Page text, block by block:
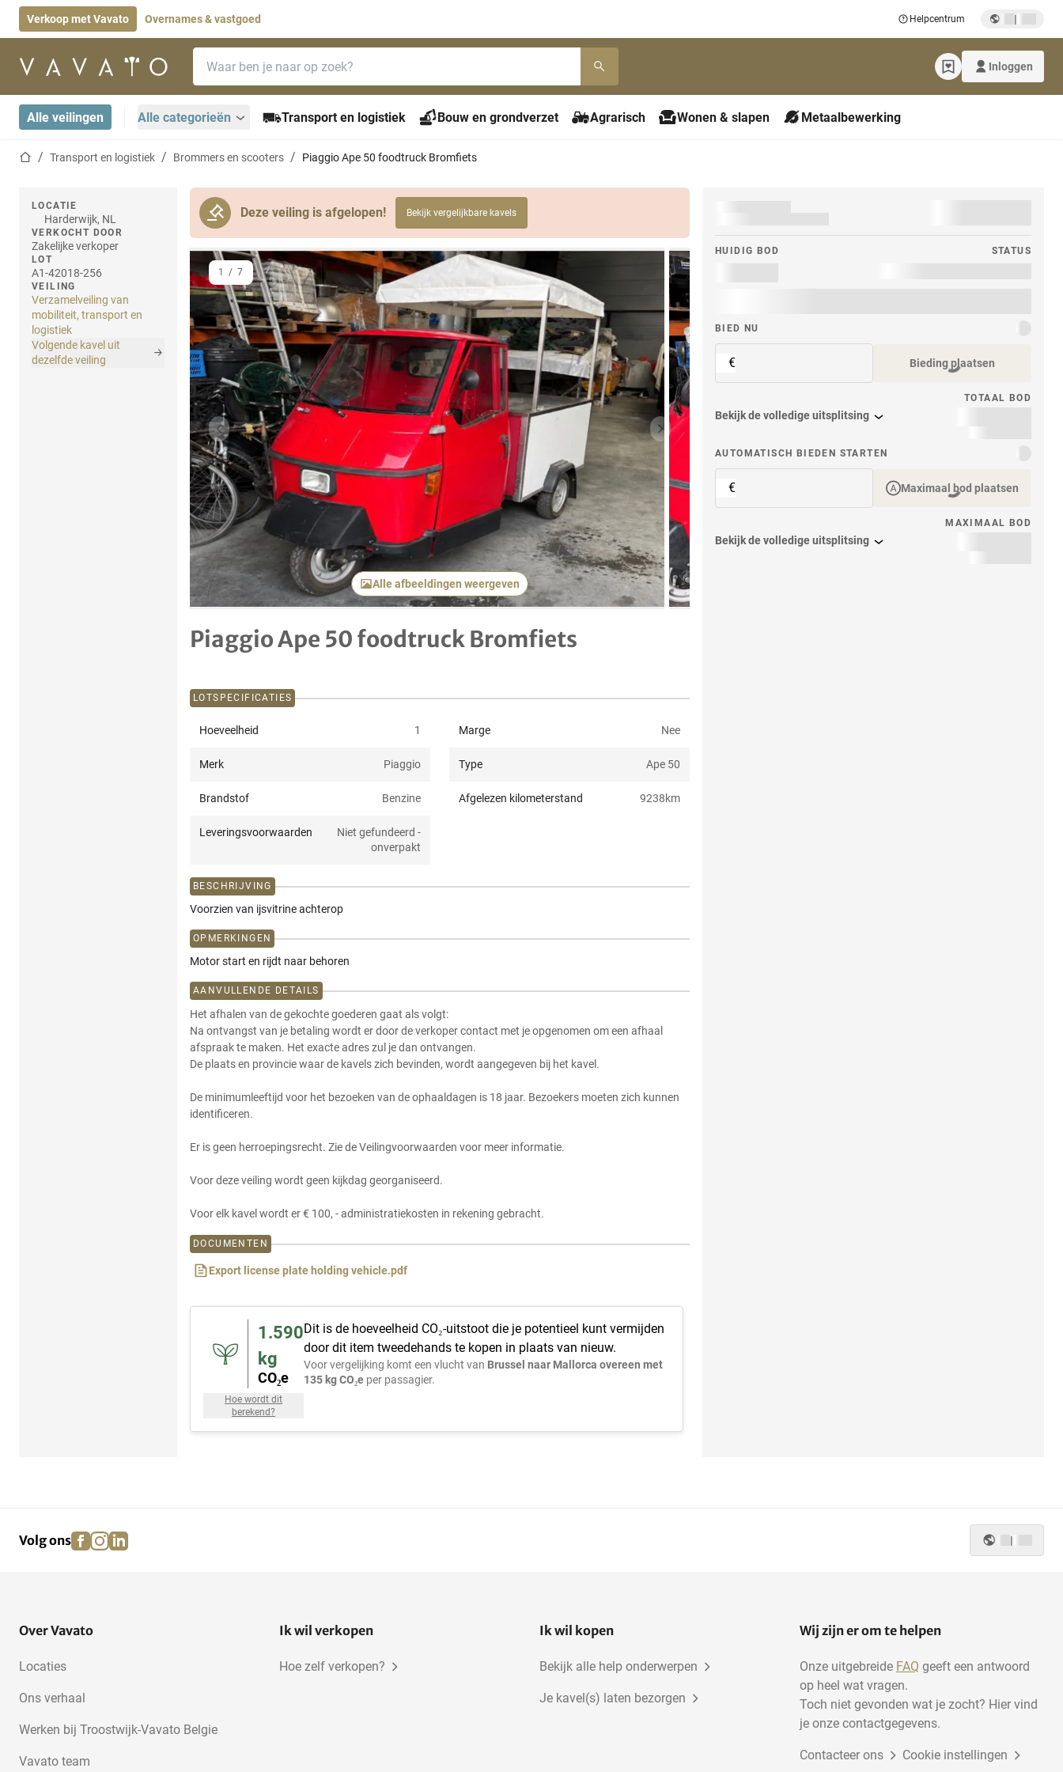
Verkoop met Vavato Overnames & vastgoed Helpcentrum |
Startpagina Inloggen
Alle veilingen Alle categorieën Transport en logistiek Bouw en grondverzet Agrarisch Wonen & slapen Metaalbewerking
StartpaginaTransport en logistiek Brommers en scooters Piaggio Ape 50 foodtruck Bromfiets
Deze veiling is afgelopen! Bekijk vergelijkbare kavels
LOCATIE
Harderwijk, NL
VERKOCHT DOOR
Zakelijke verkoper
LOT
A1-42018-256
VEILING
Verzamelveiling van
mobiliteit, transport en
logistiek
Volgende kavel uit
dezelfde veiling
Vorig item Volgend item
Alle afbeeldingen weergeven
1 / 7
Piaggio Ape 50 foodtruck Bromfiets
HUIDIG ​​BOD STATUS
BIED NU
€ Bieding plaatsen
TOTAAL BOD
Bekijk de volledige uitsplitsing
AUTOMATISCH BIEDEN STARTEN
€ Maximaal bod plaatsen
MAXIMAAL BOD
Bekijk de volledige uitsplitsing
LOTSPECIFICATIES
Hoeveelheid 1 Marge Nee
Merk Piaggio Type Ape 50
Brandstof Benzine Afgelezen kilometerstand 9238km
Leveringsvoorwaarden
Niet gefundeerd -
onverpakt
BESCHRIJVING
Voorzien van ijsvitrine achterop
OPMERKINGEN
Motor start en rijdt naar behoren
AANVULLENDE DETAILS
Het afhalen van de gekochte goederen gaat als volgt:
Na ontvangst van je betaling wordt er door de verkoper contact met je opgenomen om een afhaal
afspraak te maken. Het exacte adres zul je dan ontvangen.
De plaats en provincie waar de kavels zich bevinden, wordt aangegeven bij het kavel.
De minimumleeftijd voor het bezoeken van de ophaaldagen is 18 jaar. Bezoekers moeten zich kunnen
identificeren.
Er is geen herroepingsrecht. Zie de Veilingvoorwaarden voor meer informatie.
Voor deze veiling wordt geen kijkdag georganiseerd.
Voor elk kavel wordt er € 100, - administratiekosten in rekening gebracht.
DOCUMENTEN
Export license plate holding vehicle.pdf
1.590
kg
CO₂e
Hoe wordt dit
berekend?
Dit is de hoeveelheid CO₂-uitstoot die je potentieel kunt vermijden
door dit item tweedehands te kopen in plaats van nieuw.
Voor vergelijking komt een vlucht van Brussel naar Mallorca overeen met
135 kg CO₂e per passagier.
Volg ons facebook
instagram
linkedin |
Over Vavato
Locaties
Ons verhaal
Werken bij Troostwijk-Vavato Belgie
Vavato team
Ik wil verkopen
Hoe zelf verkopen?
Ik wil kopen
Bekijk alle help onderwerpen
Je kavel(s) laten bezorgen
Wij zijn er om te helpen
Onze uitgebreide FAQ geeft een antwoord
op heel wat vragen.
Toch niet gevonden wat je zocht? Hier vind
je onze contactgegevens.
Contacteer ons Cookie instellingen